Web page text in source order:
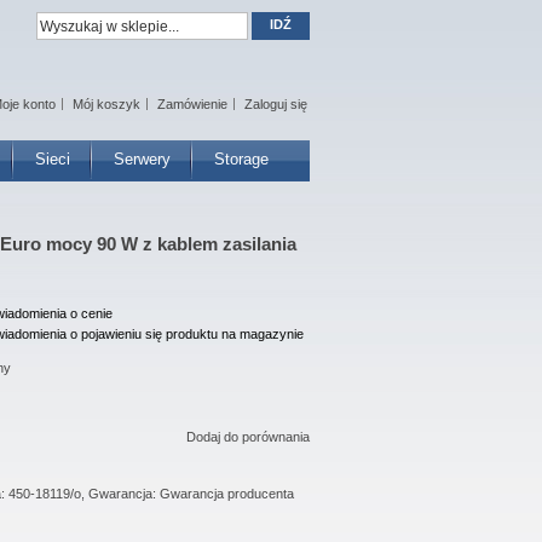
Sieci Serwery Storage
konto Mój koszyk Zamówienie Zaloguj się
IDŹ
mocy 90 W z kablem zasilania
o cenie
o pojawieniu się produktu na magazynie
Dodaj do porównania
450-18119/o, Gwarancja: Gwarancja producenta